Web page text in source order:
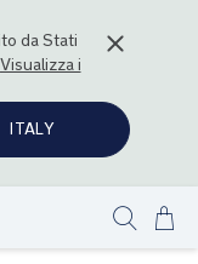
daStati
Visualizza i
ITALY